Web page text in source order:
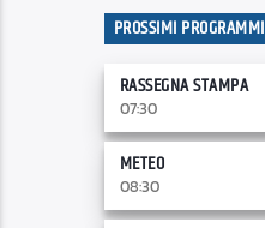
PROSSIMI PROGRAMMI
RASSEGNA STAMPA
07:30
METEO
08:30